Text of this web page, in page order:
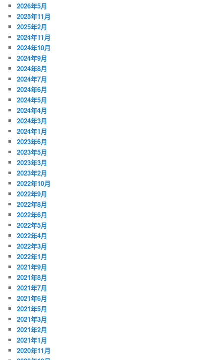
2026年5月
2025年11月
2025年2月
2024年11月
2024年10月
2024年9月
2024年8月
2024年7月
2024年6月
2024年5月
2024年4月
2024年3月
2024年1月
2023年6月
2023年5月
2023年3月
2023年2月
2022年10月
2022年9月
2022年8月
2022年6月
2022年5月
2022年4月
2022年3月
2022年1月
2021年9月
2021年8月
2021年7月
2021年6月
2021年5月
2021年3月
2021年2月
2021年1月
2020年11月